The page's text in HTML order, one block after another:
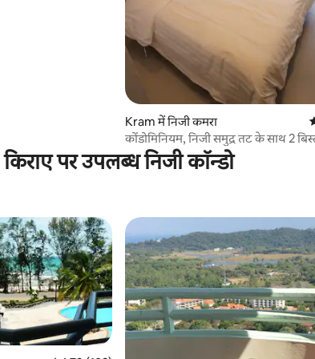
Kram में निजी कमरा
कोंडोमिनियम, निजी समुद्र तट के साथ 2
कमरे
किराए पर उपलब्ध निजी कॉन्डो